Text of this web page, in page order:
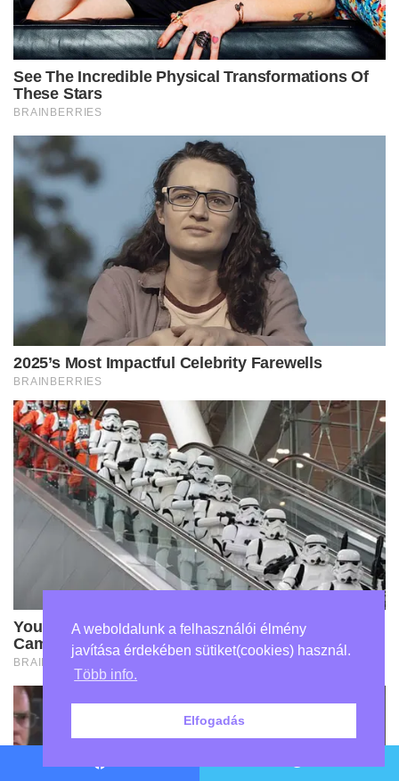
A weboldalunk a felhasználói élmény
javítása érdekében sütiket(cookies) használ.
Több info.
Elfogadás